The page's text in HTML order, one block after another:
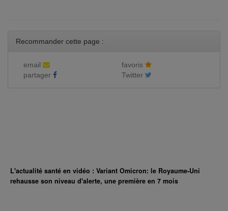
Recommander cette page :
email
favoris
partager
Twitter
L'actualité santé en vidéo : Variant Omicron: le Royaume-Uni
rehausse son niveau d'alerte, une première en 7 mois